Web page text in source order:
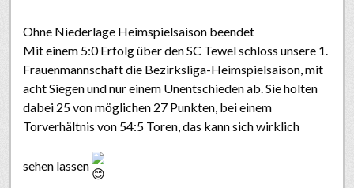
Ohne Niederlage Heimspielsaison beendet
Mit einem 5:0 Erfolg über den SC Tewel schloss unsere 1.
Frauenmannschaft die Bezirksliga-Heimspielsaison, mit
acht Siegen und nur einem Unentschieden ab. Sie holten
dabei 25 von möglichen 27 Punkten, bei einem
Torverhältnis von 54:5 Toren, das kann sich wirklich
sehen lassen